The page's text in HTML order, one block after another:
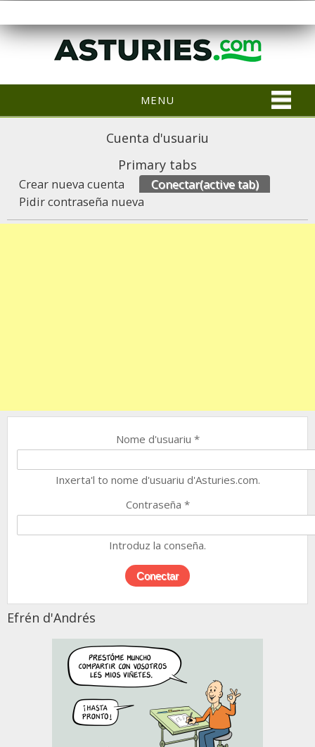
MENU
Cuenta d'usuariu
Primary tabs
Crear nueva cuenta Conectar(active tab)
Pidir contraseña nueva
Nome d'usuariu *
Inxerta'l to nome d'usuariu d'Asturies.com.
Contraseña *
Introduz la conseña.
Efrén d'Andrés